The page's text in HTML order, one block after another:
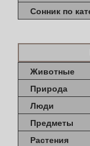
Сонник по
Животные
Природа
Люди
Предметы
Растения